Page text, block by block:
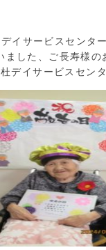
イサービスセンタ
した、ご長寿様
デイサービスセン